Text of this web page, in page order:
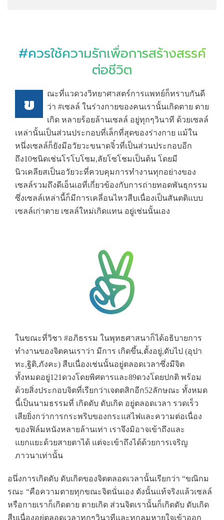
#ควรใช้ความรักเพื่อการสร้างสรรค์
ต่อชีวิต
ข
ณะที่แวดวงวิทยาศาสตร์การแพทย์ก็ทราบกันดี
ว่า #เซลล์ ในร่างกายของคนเรานั้นเกิดตาย ตาย
เกิด หลายร้อยล้านเซลล์ อยู่ทุกๆวินาที ด้วยเซลล์
เหล่านั้นเป็นส่วนประกอบที่เล็กที่สุดของร่างกาย แม้ใน
หนึ่งเซลล์ก็ยังมีอวัยวะขนาดจิ๋วที่เป็นส่วนประกอบอีก
ถึง10ชนิดเช่นโรโบโซม,ลัยโซโชมเป็นต้น โดยมี
นิวเคลียสเป็นอวัยวะที่ควบคุมการทำงานทุกอย่างของ
เซลล์รวมถึงดีเอ็นเอที่เกี่ยวข้องกับการถ่ายทอดพันธุกรรม
ซึ่งเซลล์เหล่านี้ก็มีการเคลี่อนไหวสืบเนื่องเป็นสันตติแบบ
เซลล์เก่าตาย เซลล์ใหม่เกิดแทน อยู่เช่นนั้นเอง
ในขณะที่วิชา #อภิธรรม ในพุทธศาสนาก็ได้อธิบายการ
ทำงานของจิตคนเราว่า มีการ เกิดขึ้น,ตั้งอยู่,ดับไป (อุปา
ทะ,ฐิติ,ภังคะ) สืบเนื่องเช่นนั้นอยู่ตลอดเวลาซึ่งมีจิต
ทั้งหมดอยู่121ดวงโดยพิศดารและ89ดวงโดยปกติ พร้อม
ด้วยสิ่งประกอบจิตที่เรียกว่าเจตตสิกอีก52ลักษณะ ทั้งหมด
นี้เป็นนามธรรมที่ เกิดดับ ดับเกิด อยู่ตลอดเวลา รวดเร็ว
เสียยิ่งกว่าการกระพริบของกระแสไฟและความต่อเนื่อง
ของฟิล์มหนังหลายล้านเท่า เราจึงมิอาจเข้าถึงและ
แยกแยะด้วยสายตาได้ แต่จะเข้าถึงได้ด้วยการเจริญ
ภาวนาเท่านั้น
อนึ่งการเกิดดับ ดับเกิดของจิตตลอดเวลานั้นเรียกว่า “ขณิกม
รณะ “คือความตายทุกขณะจิตนั่นเอง ดังนั้นแท้จริงแล้วเซลล์
หรือกายเราก็เกิดตาย ตายเกิด ส่วนจิตเรานั้นก็เกิดดับ ดับเกิด
สืบเนื่องอยู่ตลอดเวลาทุกๆวินาทีและทุกลมหายใจเข้าออก